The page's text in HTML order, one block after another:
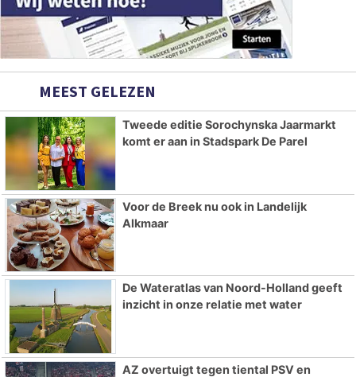
MEEST GELEZEN
Tweede editie Sorochynska Jaarmarkt
komt er aan in Stadspark De Parel
Voor de Breek nu ook in Landelijk
Alkmaar
De Wateratlas van Noord-Holland geeft
inzicht in onze relatie met water
AZ overtuigt tegen tiental PSV en